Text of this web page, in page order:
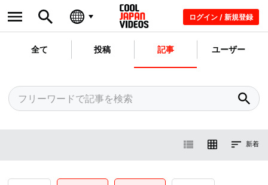
ログイン / 新規登録
全て 投稿 記事 ユーザー
新着